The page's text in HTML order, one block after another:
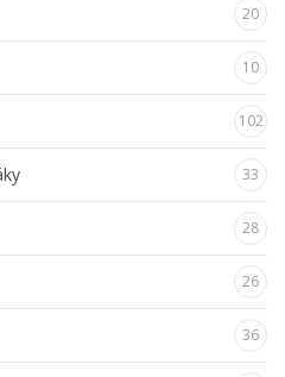
20
10
102
33
28
26
36